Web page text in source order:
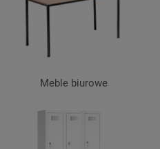
Meble biurowe